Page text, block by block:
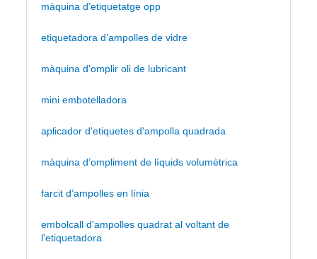
màquina d’etiquetatge opp
etiquetadora d’ampolles de vidre
màquina d’omplir oli de lubricant
mini embotelladora
aplicador d'etiquetes d'ampolla quadrada
màquina d’ompliment de líquids volumètrica
farcit d’ampolles en línia
embolcall d'ampolles quadrat al voltant de
l'etiquetadora